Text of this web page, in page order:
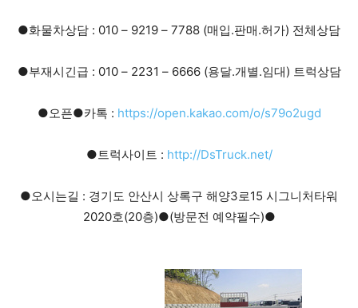
●화물차상담 : 010 – 9219 – 7788 (매입.판매.허가) 전체상담
●부재시긴급 : 010 – 2231 – 6666 (용달.개별.임대) 트럭상담
●오픈●카톡 : https://open.kakao.com/o/s79o2ugd
●트럭사이트 : http://DsTruck.net/
●오시는길 : 경기도 안산시 상록구 해양3로15 시그니처타워
2020호(20층)●(방문전 예약필수)●